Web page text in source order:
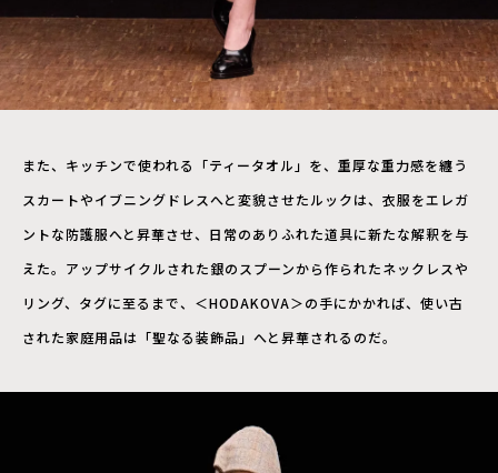
また、キッチンで使われる「ティータオル」を、重厚な重力感を纏う
スカートやイブニングドレスへと変貌させたルックは、衣服をエレガ
ントな防護服へと昇華させ、日常のありふれた道具に新たな解釈を与
えた。アップサイクルされた銀のスプーンから作られたネックレスや
リング、タグに至るまで、＜HODAKOVA＞の手にかかれば、使い古
された家庭用品は「聖なる装飾品」へと昇華されるのだ。